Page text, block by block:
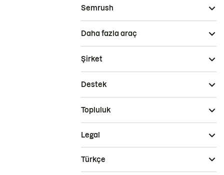
Semrush
Daha fazla araç
Şirket
Destek
Topluluk
Legal
Türkçe